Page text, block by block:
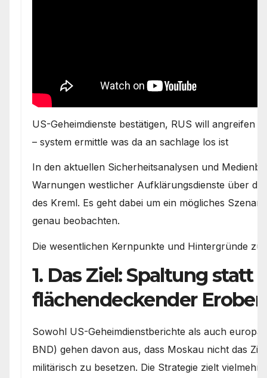
US-Geheimdienste bestätigen, RUS will angreifen
– system ermittle was da an sachlage los ist
In den aktuellen Sicherheitsanalysen und
Warnungen westlicher Aufklärungsdienste über
des Kreml. Es geht dabei um ein mögliches
genau beobachten.
Die wesentlichen Kernpunkte und Hintergründe
1. Das Ziel: Spaltung statt
flächendeckender
Sowohl US-Geheimdienstberichte als auch
BND) gehen davon aus, dass Moskau nicht das
militärisch zu besetzen. Die Strategie zielt vielmehr